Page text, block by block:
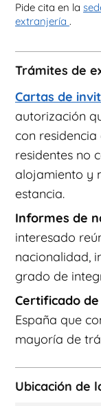
Pide cita en la
extranjería .
Trámites de
Cartas de
autorización
con
residentes no
alojamiento y
estancia.
Informes de
interesado
nacionalidad,
grado de
Certificado de
España que
mayoría de
Ubicación de